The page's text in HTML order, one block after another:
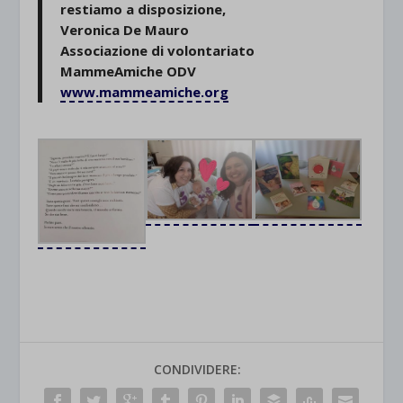
restiamo a disposizione,
Veronica De Mauro
Associazione di volontariato
MammeAmiche ODV
www.mammeamiche.org
CONDIVIDERE: